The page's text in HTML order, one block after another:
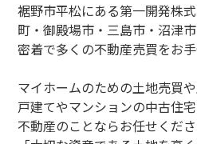
裾野市平松にある第一開発株
町・御殿場市・三島市・沼津
密着で多くの不動産売買をお
マイホームのための土地売買
戸建てやマンションの中古住
不動産のことならお任せくださ